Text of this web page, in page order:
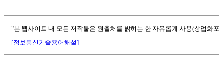
"본 웹사이트 내 모든 저작물은 원출처를 밝히는 한 자유롭게 사용(상업화
[정보통신기술용어해설]